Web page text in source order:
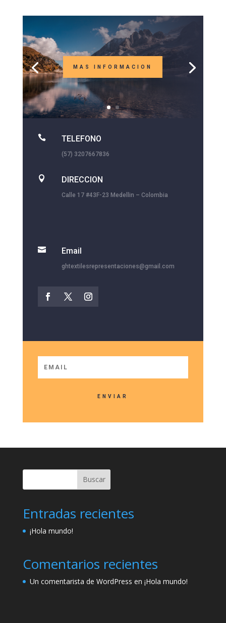
MAS INFORMACION
 TELEFONO
(57) 3207667836
 DIRECCION
Calle 17 #43F-23 Medellin – Colombia
 Email
ghtextilesrepresentaciones@gmail.com
ENVIAR
Buscar
Entradas recientes
¡Hola mundo!
Comentarios recientes
Un comentarista de WordPress en ¡Hola mundo!